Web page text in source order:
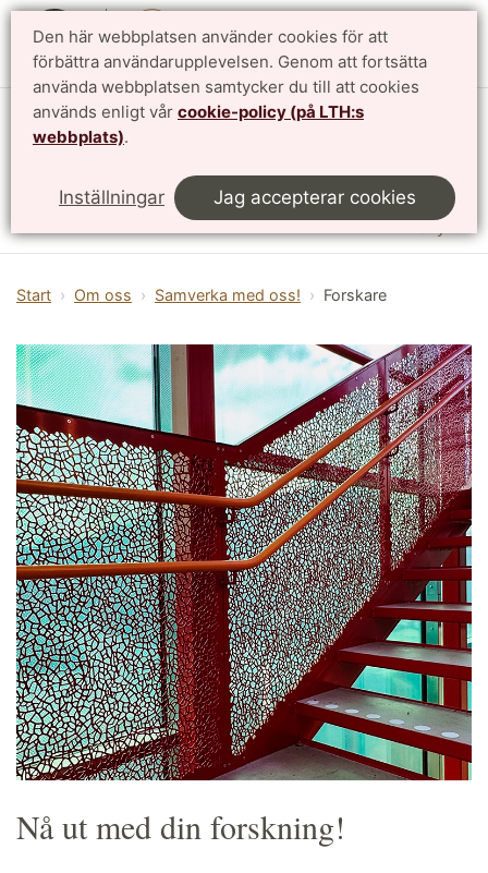
Den här webbplatsen använder cookies för att
förbättra användarupplevelsen. Genom att fortsätta
använda webbplatsen samtycker du till att cookies
används enligt vår cookie-policy (på LTH:s
webbplats).
Inställningar Jag accepterar cookies
Vattenhallen Science Center
Meny
Start Om oss Samverka med oss! Forskare
Nå ut med din forskning!